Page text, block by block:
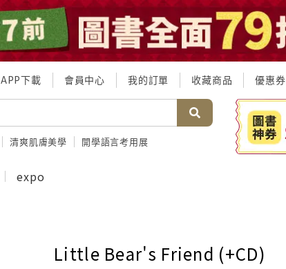
APP下載 會員中心 我的訂單 收藏商品 優惠券
清爽肌膚美學 開學語言考用展
expo
Little Bear's Friend (+CD)